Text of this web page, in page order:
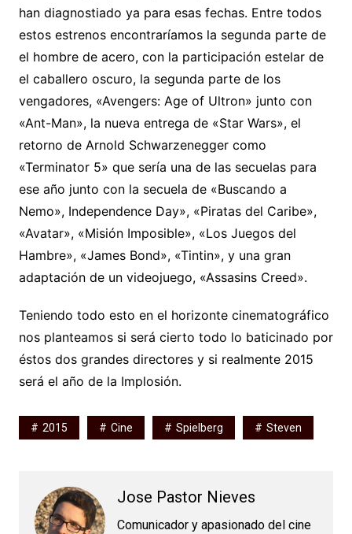
han diagnostiado ya para esas fechas. Entre todos
estos estrenos encontraríamos la segunda parte de
el hombre de acero, con la participación estelar de
el caballero oscuro, la segunda parte de los
vengadores, «Avengers: Age of Ultron» junto con
«Ant-Man», la nueva entrega de «Star Wars», el
retorno de Arnold Schwarzenegger como
«Terminator 5» que sería una de las secuelas para
ese año junto con la secuela de «Buscando a
Nemo», Independence Day», «Piratas del Caribe»,
«Avatar», «Misión Imposible», «Los Juegos del
Hambre», «James Bond», «Tintin», y una gran
adaptación de un videojuego, «Assasins Creed».
Teniendo todo esto en el horizonte cinematográfico
nos planteamos si será cierto todo lo baticinado por
éstos dos grandes directores y si realmente 2015
será el año de la Implosión.
2015 Cine Spielberg Steven
Jose Pastor Nieves
Comunicador y apasionado del cine